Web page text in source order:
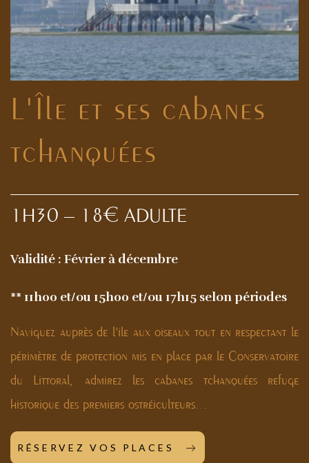
L'Île et ses cabanes
tchanquées
1H30 – 18€ ADULTE
Validité : Février à décembre
** 11h00 et/ou 15h00 et/ou 17h15 selon périodes
Naviguez auprès de l'ile aux oiseaux tout en respectant le
périmètre de protection mis en place par le Conservatoire
du Littoral, admirez les cabanes tchanquées refuge
historique des premiers ostréiculteurs...
RÉSERVEZ VOS PLACES